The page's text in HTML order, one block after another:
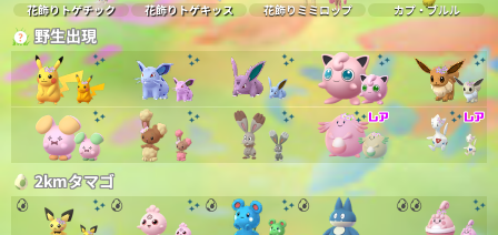
花飾りトゲチック 花飾りトゲキッス 花飾りミミロップ カプ・ブルル
野生出現
2kmタマゴ